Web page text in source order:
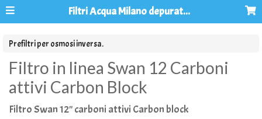
Filtri Acqua Milano depuratori acqua osmosi inversa
Prefiltri per osmosi inversa.
Filtro in linea Swan 12 Carboni
attivi Carbon Block
Filtro Swan 12" carboni attivi Carbon block